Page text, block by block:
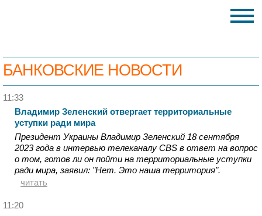
БАНКОВСКИЕ НОВОСТИ
11:33
Владимир Зеленский отвергает территориальные
уступки ради мира
Президент Украины Владимир Зеленский 18 сентября
2023 года в интервью телеканалу СBS в ответ на вопрос
о том, готов ли он пойти на территориальные уступки
ради мира, заявил: "Нет. Это наша территория".
читать
11:20